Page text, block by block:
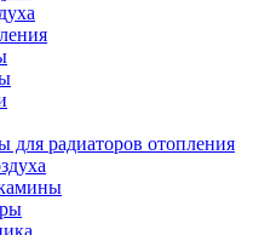
для радиаторов отопления